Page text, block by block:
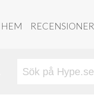
HEM RECENSIONER